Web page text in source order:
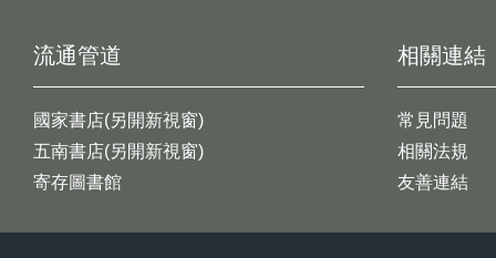
流通管道
國家書店(另開新視窗)
五南書店(另開新視窗)
寄存圖書館
相關連結
常見問題
相關法規
友善連結